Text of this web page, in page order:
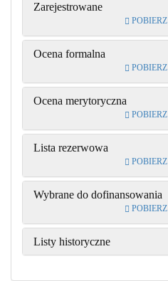
Zarejestrowane
POBIERZ
Ocena formalna
POBIERZ
Ocena merytoryczna
POBIERZ
Lista rezerwowa
POBIERZ
Wybrane do dofinansowania
POBIERZ
Listy historyczne